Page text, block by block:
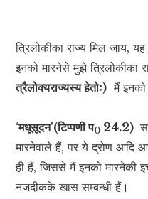
त्रिलोकीका राज्य मिल जाय,
इनको मारनेसे मुझे त्रिलोकीका
त्रैलोक्यराज्यस्य हेतोः) मैं इनको
‘मधूसूदन'(टिप्पणी प0 24.2)
मारनेवाले हैं, पर ये द्रोण आदि
ही हैं, जिससे मैं इनको मारनेकी
नजदीकके खास सम्बन्धी हैं।